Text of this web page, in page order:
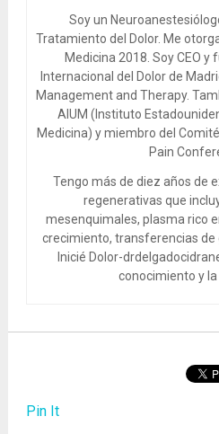
Soy un
Tratamiento del Dolor. Me
Medicina 2018. Soy CEO y
Internacional del Dolor de
Management and Therapy.
AIUM (Instituto
Medicina) y miembro del
Pain
Tengo más de diez años de
regenerativas que
mesenquimales, plasma rico
crecimiento, transferencias de
Inicié Dolor-
conocimiento y la
Pin It